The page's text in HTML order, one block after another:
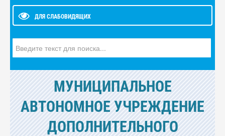
ДЛЯ СЛАБОВИДЯЩИХ
МУНИЦИПАЛЬНОЕ
АВТОНОМНОЕ УЧРЕЖДЕНИЕ
ДОПОЛНИТЕЛЬНОГО